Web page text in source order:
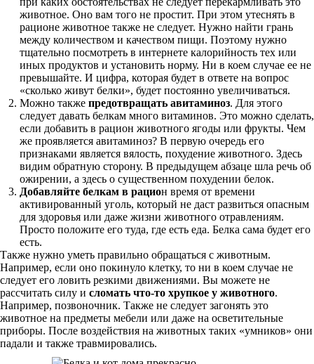
животное. Оно вам того не простит. При этом утеснять в
рационе животное также не следует. Нужно найти грань
между количеством и качеством пищи. Поэтому нужно
тщательно посмотреть в интернете калорийность тех или
иных продуктов и установить норму. Ни в коем случае ее не
превышайте. И цифра, которая будет в ответе на вопрос
«сколько живут белки», будет постоянно увеличиваться.
Можно также предотвращать авитаминоз. Для этого
следует давать белкам много витаминов. Это можно сделать,
если добавить в рацион животного ягоды или фрукты. Чем
же проявляется авитаминоз? В первую очередь его
признаками является вялость, похудение животного. Здесь
видим обратную сторону. В предыдущем абзаце шла речь об
ожирении, а здесь о существенном похудении белок.
Добавляйте белкам в рацион время от времени
активированный уголь, который не даст развиться опасным
для здоровья или даже жизни животного отравлениям.
Просто положите его туда, где есть еда. Белка сама будет его
есть.
Также нужно уметь правильно обращаться с животным.
Например, если оно покинуло клетку, то ни в коем случае не
следует его ловить резкими движениями. Вы можете не
рассчитать силу и сломать что-то хрупкое у животного.
Например, позвоночник. Также не следует загонять это
животное на предметы мебели или даже на осветительные
приборы. После воздействия на животных таких «умников» они
падали и также травмировались.